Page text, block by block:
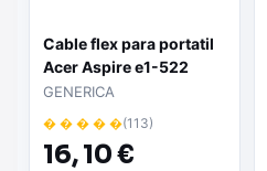
Cable flex para portatil
Acer Aspire e1-522
50.m81n1.004
GENERICA
� � � � �(113)
16,10 €